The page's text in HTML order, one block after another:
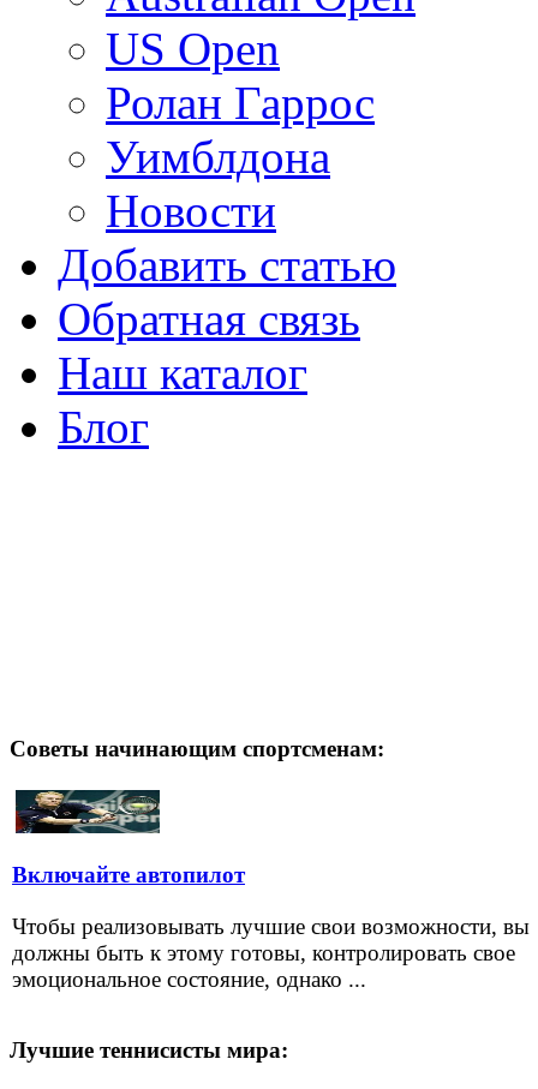
US Open
Ролан Гаррос
Уимблдона
Новости
Добавить статью
Обратная связь
Наш каталог
Блог
Советы начинающим спортсменам:
Включайте автопилот
Чтобы реализовывать лучшие свои возможности, вы
должны быть к этому готовы, контролировать свое
эмоциональное состояние, однако ...
Лучшие теннисисты мира: